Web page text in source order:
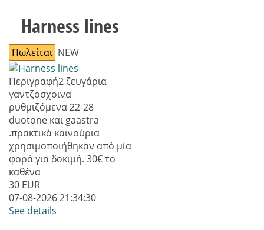
Harness lines
Πωλείται NEW
Περιγραφή2 ζευγάρια
γαντζοσχοινα
ρυθμιζόμενα 22-28
duotone και gaastra
.πρακτικά καινούρια
χρησιμοποιήθηκαν από μία
φορά για δοκιμή. 30€ το
καθένα
30 EUR
07-08-2026 21:34:30
See details